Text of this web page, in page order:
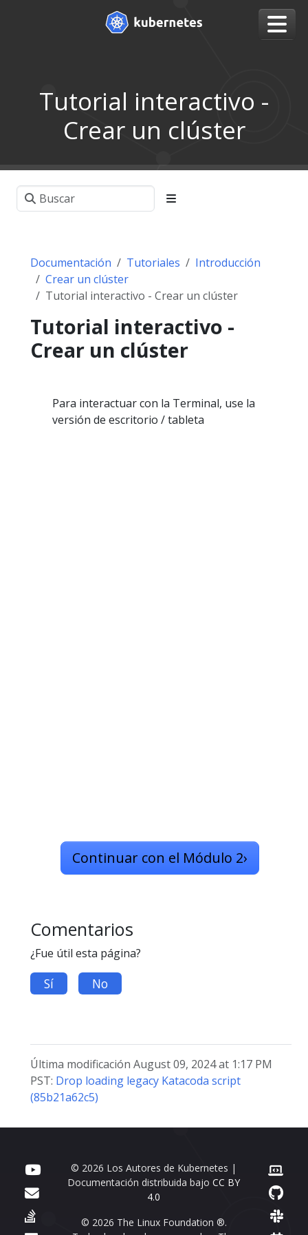
Tutorial interactivo -
Crear un clúster
Documentación Tutoriales
Introducción
Crear un clúster
Tutorial interactivo - Crear un clúster
Tutorial interactivo -
Crear un clúster
Para interactuar con la Terminal, use la
versión de escritorio / tableta
Continuar con el Módulo 2›
Comentarios
¿Fue útil esta página?
Sí No
Última modificación August 09, 2024 at 1:17 PM
PST: Drop loading legacy Katacoda script
(85b21a62c5)
© 2026 Los Autores de Kubernetes |
Documentación distribuida bajoCC BY
4.0
© 2026 The Linux Foundation ®.